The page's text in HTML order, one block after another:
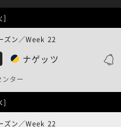
]
ナゲッツ
ン／Week 22
ター
]
ン／Week 22